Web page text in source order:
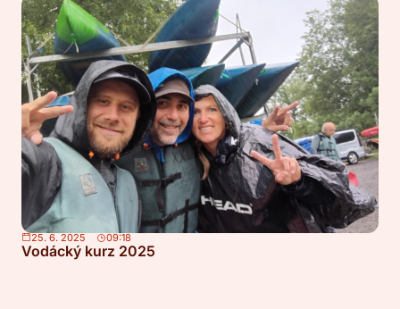
25. 6. 2025 09:18
Vodácký kurz 2025